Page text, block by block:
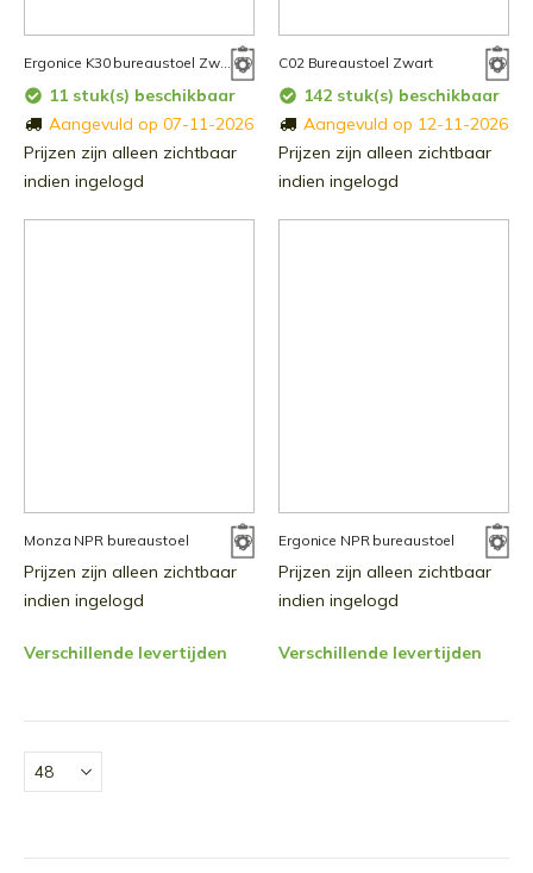
Ergonice K30 bureaustoel Zwart
11 stuk(s) beschikbaar
Aangevuld op 07-11-2026
Prijzen zijn alleen zichtbaar
indien ingelogd
C02 Bureaustoel Zwart
142 stuk(s) beschikbaar
Aangevuld op 12-11-2026
Prijzen zijn alleen zichtbaar
indien ingelogd
Monza NPR bureaustoel
Prijzen zijn alleen zichtbaar
indien ingelogd
Verschillende levertijden
Ergonice NPR bureaustoel
Prijzen zijn alleen zichtbaar
indien ingelogd
Verschillende levertijden